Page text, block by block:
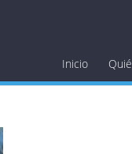
Inicio